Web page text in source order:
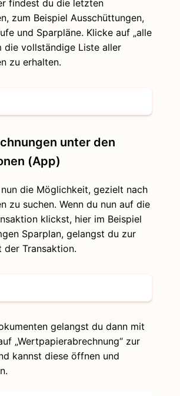
findest du die letzten
zum Beispiel Ausschüttungen,
und Sparpläne. Klicke auf „alle
die vollständige Liste aller
zu erhalten.
unter den
(App)
die Möglichkeit, gezielt nach
zu suchen. Wenn du nun auf die
klickst, hier im Beispiel
Sparplan, gelangst du zur
der Transaktion.
gelangst du dann mit
„Wertpapierabrechnung“ zur
kannst diese öffnen und